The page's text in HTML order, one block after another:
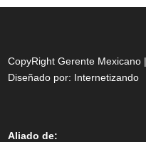
CopyRight Gerente Mexicano |
Diseñado por: Internetizando
Aliado de: